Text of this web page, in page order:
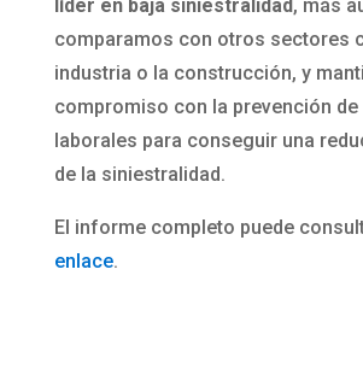
líder en baja siniestralidad, más
comparamos con otros sectores
industria o la construcción, y
compromiso con la prevención
laborales para conseguir una
de la siniestralidad.
El informe completo puede
enlace.